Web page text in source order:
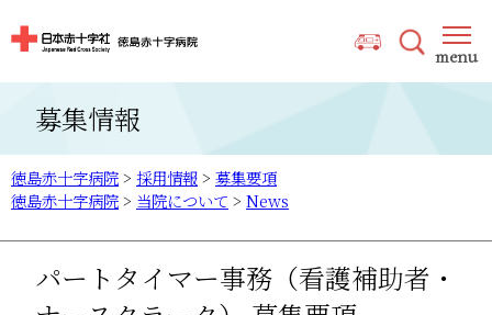
募集情報
徳島赤十字病院> 採用情報> 募集要項
徳島赤十字病院> 当院について > News
パートタイマー事務（看護補助者・